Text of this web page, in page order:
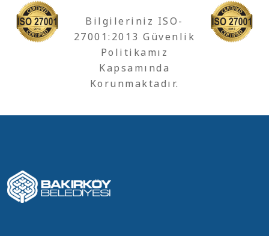
Bilgileriniz ISO-
27001:2013 Güvenlik
Politikamız
Kapsamında
Korunmaktadır.